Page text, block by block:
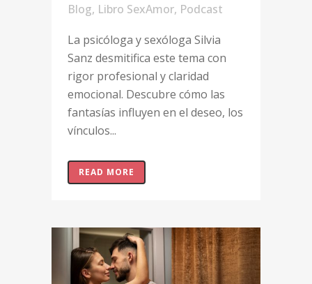
Blog, Libro SexAmor, Podcast
La psicóloga y sexóloga Silvia
Sanz desmitifica este tema con
rigor profesional y claridad
emocional. Descubre cómo las
fantasías influyen en el deseo, los
vínculos...
READ MORE